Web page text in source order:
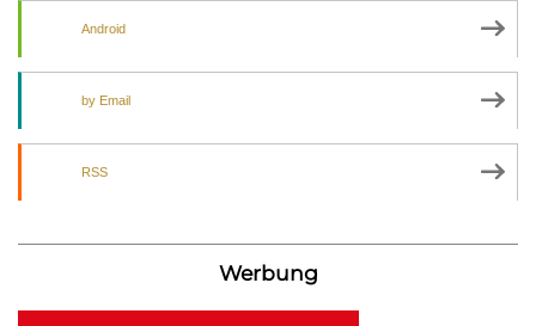
Android
by Email
RSS
Werbung